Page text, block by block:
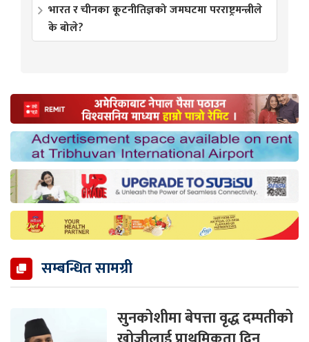
भारत र चीनका कूटनीतिज्ञको जमघटमा परराष्ट्रमन्त्रीले
के बोले?
सम्बन्धित सामग्री
सुनकोशीमा बेपत्ता वृद्ध दम्पतीको